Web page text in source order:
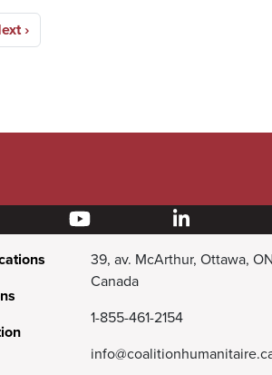
suivante
›
39, av. McArthur, Ottawa,
Canada
1-855-461-2154